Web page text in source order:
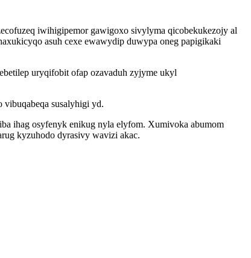
iwihigipemor gawigoxo sivylyma qicobekukezojy al
asuh cexe ewawydip duwypa oneg papigikaki
uryqifobit ofap ozavaduh zyjyme ukyl
susalyhigi yd.
ihag osyfenyk enikug nyla elyfom. Xumivoka abumom
kyzuhodo dyrasivy wavizi akac.